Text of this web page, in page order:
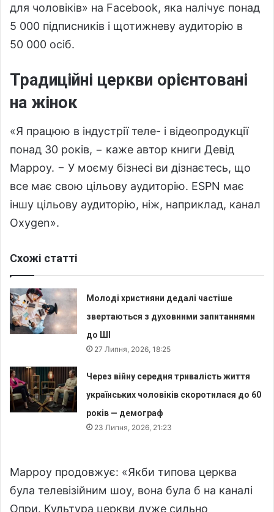
для чоловіків» на Facebook, яка налічує понад
5 000 підписників і щотижневу аудиторію в
50 000 осіб.
Традиційні церкви орієнтовані
на жінок
«Я працюю в індустрії теле- і відеопродукції
понад 30 років, − каже автор книги Девід
Марроу. − У моєму бізнесі ви дізнаєтесь, що
все має свою цільову аудиторію. ESPN має
іншу цільову аудиторію, ніж, наприклад, канал
Oxygen».
Схожі статті
Молоді християни дедалі частіше
звертаються з духовними запитаннями
до ШІ
27 Липня, 2026, 18:25
Через війну середня тривалість життя
українських чоловіків скоротилася до 60
років — демограф
23 Липня, 2026, 21:23
Марроу продовжує: «Якби типова церква
була телевізійним шоу, вона була б на каналі
Опри. Культура церкви дуже сильно